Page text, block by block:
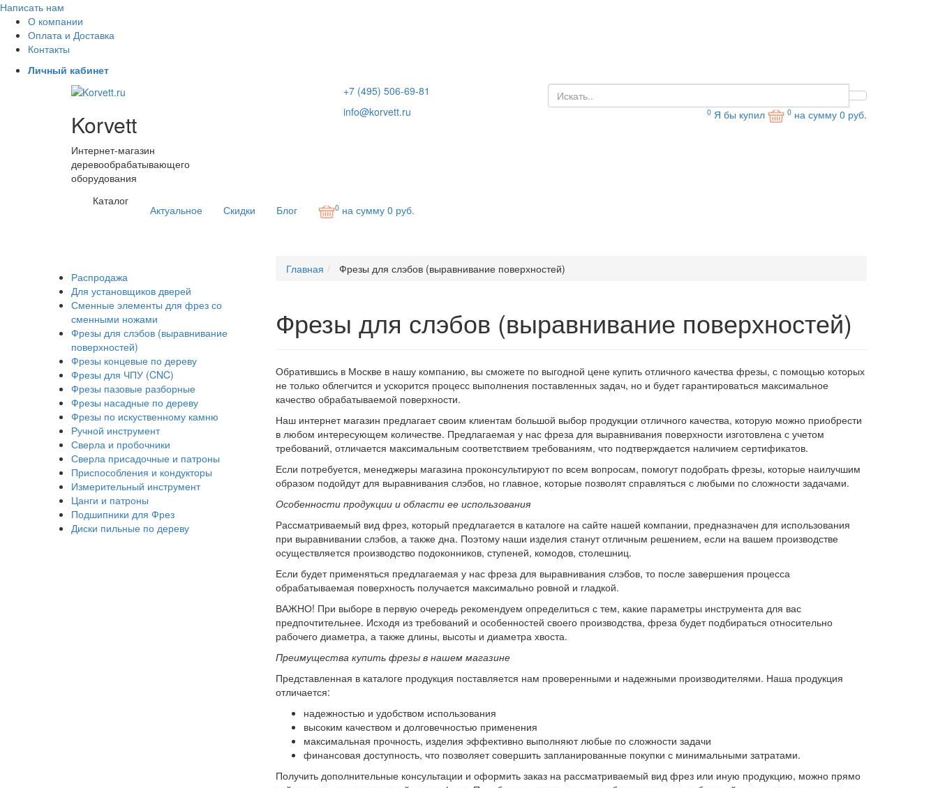
Написать нам
О компании
Оплата и Доставка
Контакты
Личный кабинет
Korvett
Интернет-магазин
деревообрабатывающего
оборудования
+7 (495) 506-69-81
info@korvett.ru
0 Я бы купил 0 на сумму 0 руб.
Каталог
Актуальное Скидки Блог 0 на сумму 0 руб.
Распродажа
Для установщиков дверей
Сменные элементы для фрез со
сменными ножами
Фрезы для слэбов (выравнивание
поверхностей)
Фрезы концевые по дереву
Фрезы для ЧПУ (CNC)
Фрезы пазовые разборные
Фрезы насадные по дереву
Фрезы по искуственному камню
Ручной инструмент
Сверла и пробочники
Сверла присадочные и патроны
Приспособления и кондукторы
Измерительный инструмент
Цанги и патроны
Подшипники для Фрез
Диски пильные по дереву
Главная Фрезы для слэбов (выравнивание поверхностей)
Фрезы для слэбов (выравнивание поверхностей)
Обратившись в Москве в нашу компанию, вы сможете по выгодной цене купить отличного качества фрезы, с помощью которых
не только облегчится и ускорится процесс выполнения поставленных задач, но и будет гарантироваться максимальное
качество обрабатываемой поверхности.
Наш интернет магазин предлагает своим клиентам большой выбор продукции отличного качества, которую можно приобрести
в любом интересующем количестве. Предлагаемая у нас фреза для выравнивания поверхности изготовлена с учетом
требований, отличается максимальным соответствием требованиям, что подтверждается наличием сертификатов.
Если потребуется, менеджеры магазина проконсультируют по всем вопросам, помогут подобрать фрезы, которые наилучшим
образом подойдут для выравнивания слэбов, но главное, которые позволят справляться с любыми по сложности задачами.
Особенности продукции и области ее использования
Рассматриваемый вид фрез, который предлагается в каталоге на сайте нашей компании, предназначен для использования
при выравнивании слэбов, а также дна. Поэтому наши изделия станут отличным решением, если на вашем производстве
осуществляется производство подоконников, ступеней, комодов, столешниц.
Если будет применяться предлагаемая у нас фреза для выравнивания слэбов, то после завершения процесса
обрабатываемая поверхность получается максимально ровной и гладкой.
ВАЖНО! При выборе в первую очередь рекомендуем определиться с тем, какие параметры инструмента для вас
предпочтительнее. Исходя из требований и особенностей своего производства, фреза будет подбираться относительно
рабочего диаметра, а также длины, высоты и диаметра хвоста.
Преимущества купить фрезы в нашем магазине
Представленная в каталоге продукция поставляется нам проверенными и надежными производителями. Наша продукция
отличается:
надежностью и удобством использования
высоким качеством и долговечностью применения
максимальная прочность, изделия эффективно выполняют любые по сложности задачи
финансовая доступность, что позволяет совершить запланированные покупки с минимальными затратами.
Получить дополнительные консультации и оформить заказ на рассматриваемый вид фрез или иную продукцию, можно прямо